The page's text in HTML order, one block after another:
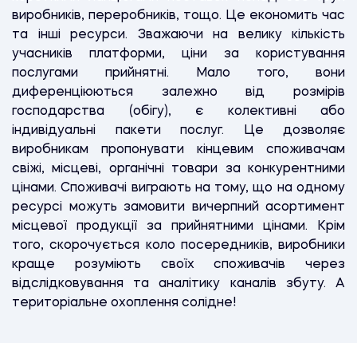
виробників, переробників, тощо. Це економить час
та інші ресурси. Зважаючи на велику кількість
учасників платформи, ціни за користування
послугами прийнятні. Мало того, вони
диференціюються залежно від розмірів
господарства (обігу), є колективні або
індивідуальні пакети послуг. Це дозволяє
виробникам пропонувати кінцевим споживачам
свіжі, місцеві, органічні товари за конкурентними
цінами. Споживачі виграють на тому, що на одному
ресурсі можуть замовити вичерпний асортимент
місцевої продукції за прийнятними цінами. Крім
того, скорочується коло посередників, виробники
краще розуміють своїх споживачів через
відслідковування та аналітику каналів збуту. А
територіальне охоплення солідне!